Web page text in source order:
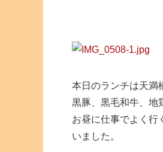
本日のランチは天満
黒豚、黒毛和牛、地
お昼に仕事でよく行
いました。